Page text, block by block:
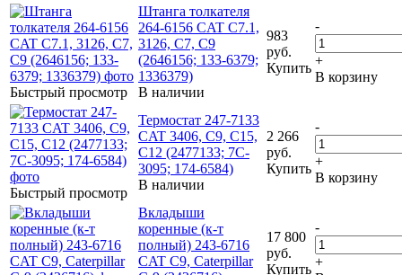
Быстрый просмотр
Штанга толкателя
264-6156 CAT C7.1,
3126, C7, C9
(2646156; 133-6379;
1336379)
В наличии
983
руб.
Купить
-
+
В корзину
Быстрый просмотр
Термостат 247-7133
CAT 3406, C9, C15,
C12 (2477133; 7C-
3095; 174-6584)
В наличии
2 266
руб.
Купить
-
+
В корзину
Вкладыши
коренные (к-т
полный) 243-6716
CAT C9, Caterpillar
17 800
руб.
Купить
-
+